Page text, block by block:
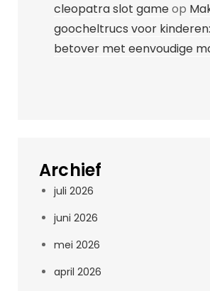
cleopatra slot gameop
goocheltrucs voor
betover met eenvoudige
Archief
juli 2026
juni 2026
mei 2026
april 2026